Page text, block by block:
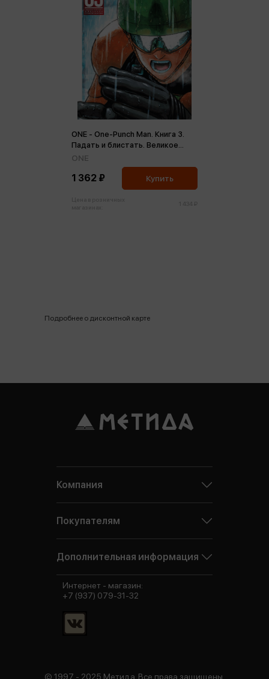
ONE - One-Punch Man. Книга 3.
Падать и блистать. Великое
пророчество
ONE
1 362 ₽ Купить
Подробнее о дисконтной карте
Компания
Покупателям
Дополнительная информация
© 1997 - 2025 Метида. Все права защищены.
Интернет - магазин:
+7 (937) 079-31-32